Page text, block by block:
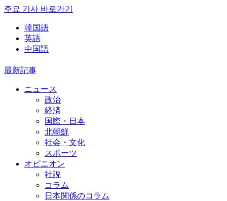
주요 기사 바로가기
韓国語
英語
中国語
最新記事
ニュース
政治
経済
国際・日本
北朝鮮
社会・文化
スポーツ
オピニオン
社説
コラム
日本関係のコラム